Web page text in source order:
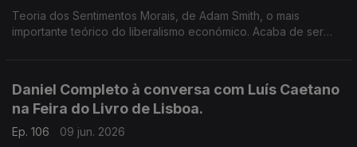
Teoria dos Sentimentos Morais, de Adam Smith, o mais
importante teórico do liberalismo económico. Acaba de ser
Daniel Completo à conversa com Luís Caetano
na Feira do Livro de Lisboa.
Ep. 106
09 jun. 2026